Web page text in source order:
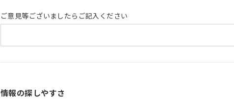
ご意見等ございましたらご記入ください
情報の探しやすさ